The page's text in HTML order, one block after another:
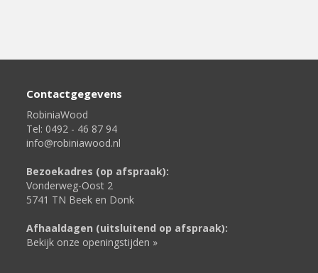
Contactgegevens
RobiniaWood
Tel: 0492 - 46 87 94
info@robiniawood.nl
Bezoekadres (op afspraak):
Vonderweg-Oost 2
5741 TN Beek en Donk
Afhaaldagen (uitsluitend op afspraak):
Bekijk onze openingstijden »